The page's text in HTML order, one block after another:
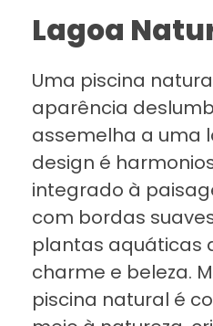
Lagoa
Uma piscina
aparência
assemelha a uma
design é
integrado à
com bordas
plantas aquáticas
charme e beleza.
piscina natural é